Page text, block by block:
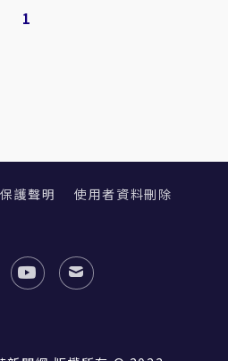
1
護聲明 使用者資料刪除